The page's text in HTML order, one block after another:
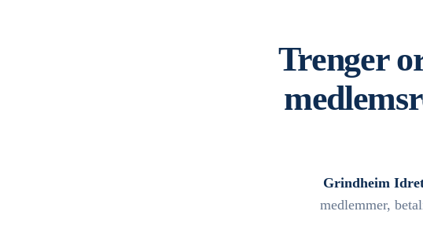
Trenger
Grindheim
medlemmer,